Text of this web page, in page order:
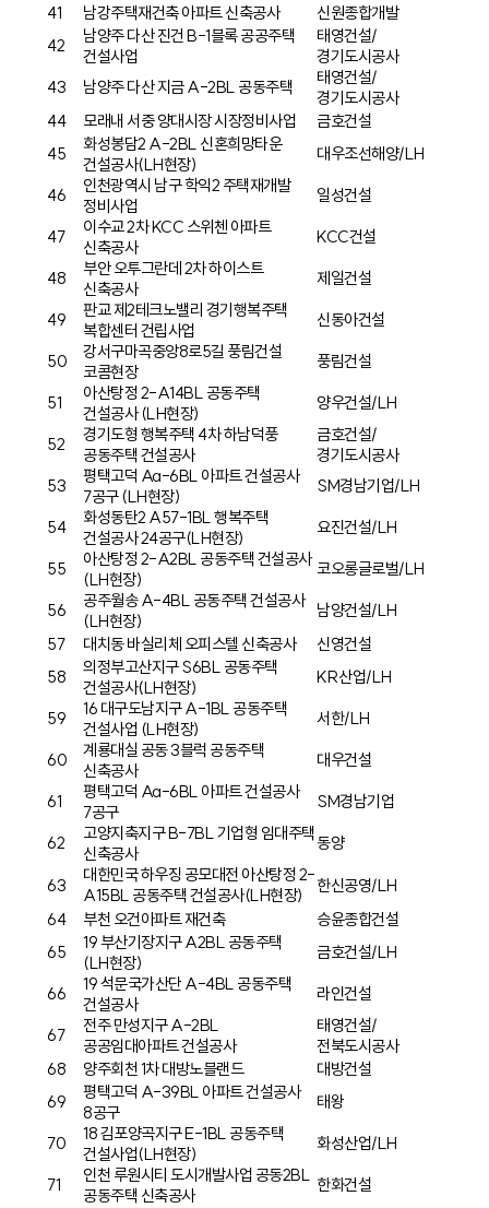
41
남강주택재건축 아파트 신축공사
신원종합개발
42
남양주 다산 진건 B-1블록 공공주택
건설사업
태영건설/
경기도시공사
43
남양주 다산 지금 A-2BL 공동주택
태영건설/
경기도시공사
44
모래내 서중 양대시장 시장정비사업
금호건설
45
화성봉담2 A-2BL 신혼희망타운
건설공사(LH현장)
대우조선해양/LH
46
인천광역시 남구 학익2 주택재개발
정비사업
일성건설
47
이수교 2차 KCC 스위첸 아파트
신축공사
KCC건설
48
부안 오투그란데 2차 하이스트
신축공사
제일건설
49
판교 제2테크노밸리 경기행복주택
복합센터 건립사업
신동아건설
50
강서구마곡중앙8로5길 풍림건설
코콤현장
풍림건설
51
아산탕정 2-A14BL 공동주택
건설공사 (LH현장)
양우건설/LH
52
경기도형 행복주택 4차 하남덕풍
공동주택 건설공사
금호건설/
경기도시공사
53
평택고덕 Aa-6BL 아파트 건설공사
7공구 (LH현장)
SM경남기업/LH
54
화성동탄2 A57-1BL 행복주택
건설공사 24공구(LH현장)
요진건설/LH
55
아산탕정 2-A2BL 공동주택 건설공사
(LH현장)
코오롱글로벌/LH
56
공주월송 A-4BL 공동주택 건설공사
(LH현장)
남양건설/LH
57
대치동 바실리체 오피스텔 신축공사
신영건설
58
의정부고산지구 S6BL 공동주택
건설공사(LH현장)
KR산업/LH
59
16 대구도남지구 A-1BL 공동주택
건설사업 (LH현장)
서한/LH
60
계룡대실 공동 3블럭 공동주택
신축공사
대우건설
61
평택고덕 Aa-6BL 아파트 건설공사
7공구
SM경남기업
62
고양지축지구 B-7BL 기업형 임대주택
신축공사
동양
63
대한민국 하우징 공모대전 아산탕정 2-
A15BL 공동주택 건설공사(LH현장)
한신공영/LH
64
부천 오건아파트 재건축
승윤종합건설
65
19 부산기장지구 A2BL 공동주택
(LH현장)
금호건설/LH
66
19 석문국가산단 A-4BL 공동주택
건설공사
라인건설
67
전주 만성지구 A-2BL
공공임대아파트 건설공사
태영건설/
전북도시공사
68
양주회천 1차 대방노블랜드
대방건설
69
평택고덕 A-39BL 아파트 건설공사
8공구
태왕
70
18 김포양곡지구 E-1BL 공동주택
건설사업(LH현장)
화성산업/LH
71
인천 루원시티 도시개발사업 공동2BL
공동주택 신축공사
한화건설